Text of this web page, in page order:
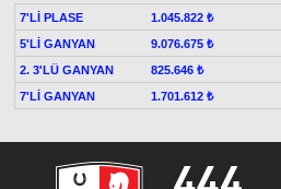
7'Lİ PLASE
1.045.822 ₺
5'Lİ GANYAN
9.076.675 ₺
2. 3'LÜ GANYAN
825.646 ₺
7'Lİ GANYAN
1.701.612 ₺